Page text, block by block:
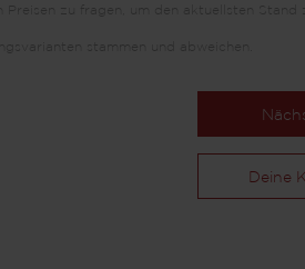
Deine